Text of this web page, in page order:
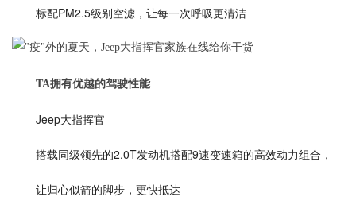
标配PM2.5级别空滤，让每一次呼吸更清洁
TA拥有优越的驾驶性能
Jeep大指挥官
搭载同级领先的2.0T发动机搭配9速变速箱的高效动力组合，
让归心似箭的脚步，更快抵达